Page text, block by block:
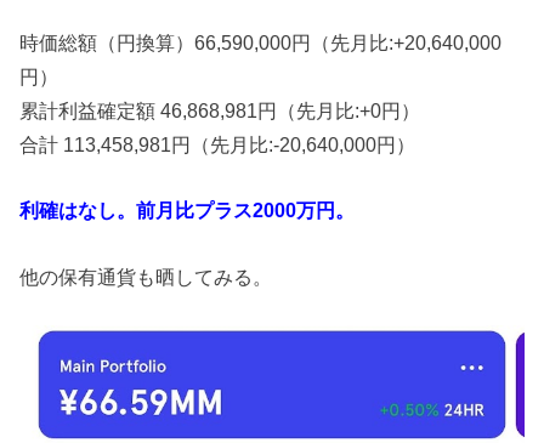
時価総額（円換算）66,590,000円（先月比:+20,640,000
円）
累計利益確定額 46,868,981円（先月比:+0円）
合計 113,458,981円（先月比:-20,640,000円）
利確はなし。前月比プラス2000万円。
他の保有通貨も晒してみる。